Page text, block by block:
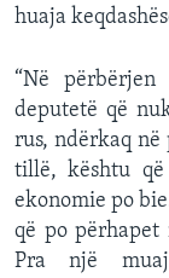
huaja
“Në
deputetë që
rus, ndërkaq
tillë, kështu
ekonomie po
që po përhapet
Pra një